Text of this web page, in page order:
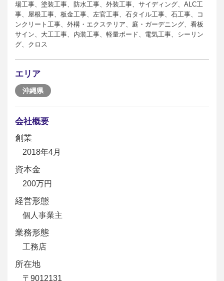
場工事、塗装工事、防水工事、外装工事、サイディング、ALC工
事、屋根工事、板金工事、左官工事、石タイル工事、石工事、コ
ンクリート工事、外構・エクステリア、庭・ガーデニング、看板
サイン、大工工事、内装工事、軽量ボード、電気工事、シーリン
グ、クロス
エリア
沖縄県
会社概要
創業
2018年4月
資本金
200万円
経営形態
個人事業主
業務形態
工務店
所在地
〒9012131